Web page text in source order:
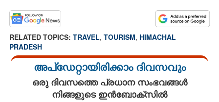
RELATED TOPICS: TRAVEL, TOURISM, HIMACHAL
PRADESH
അപ്ഡേറ്റായിരിക്കാം ദിവസവും
ഒരു ദിവസത്തെ പ്രധാന സംഭവങ്ങൾ
നിങ്ങളുടെ ഇൻബോക്സിൽ